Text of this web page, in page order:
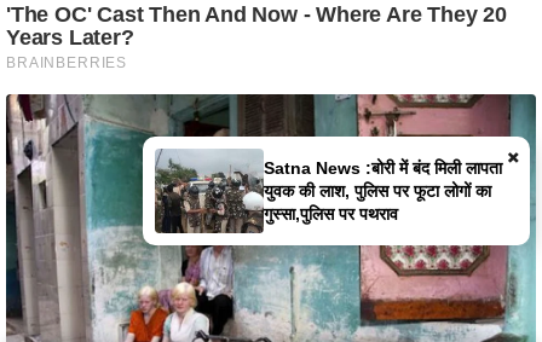
×
Satna News :बोरी में बंद मिली लापता
युवक की लाश, पुलिस पर फूटा लोगों का
गुस्सा,पुलिस पर पथराव